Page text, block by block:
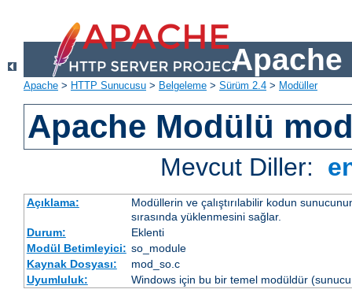
Apache
Apache > HTTP Sunucusu > Belgeleme > Sürüm 2.4 > Modüller
Apache Modülü
Mevcut Diller:
Açıklama:
Modüllerin ve çalıştırılabilir kodun
sırasında yüklenmesini sağlar.
Durum:
Eklenti
Modül Betimleyici: so_module
Kaynak Dosyası:
mod_so.c
Uyumluluk:
Windows için bu bir temel modüldür